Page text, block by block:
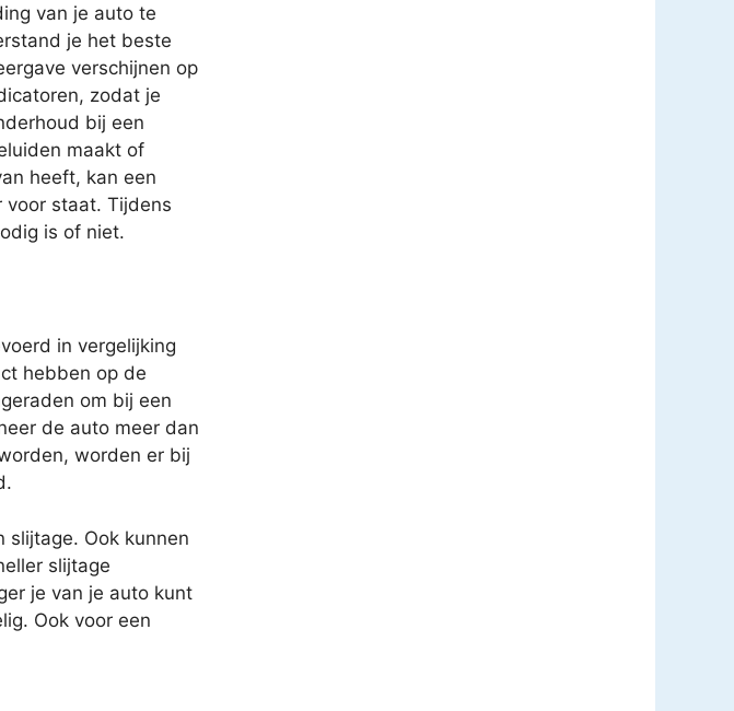
van je auto te
je het beste
verschijnen op
zodat je
bij een
maakt of
heeft, kan een
staat. Tijdens
is of niet.
in vergelijking
hebben op de
om bij een
de auto meer dan
worden er bij
slijtage. Ook kunnen
slijtage
je van je auto kunt
Ook voor een